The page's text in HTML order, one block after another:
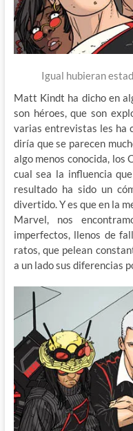
Igual hubieran
Matt Kindt ha dicho en
son héroes, que son
varias entrevistas les ha
diría que se parecen
algo menos conocida, los
cual sea la influencia
resultado ha sido un
divertido. Y es que en la
Marvel, nos
imperfectos, llenos de
ratos, que pelean
a un lado sus diferencias